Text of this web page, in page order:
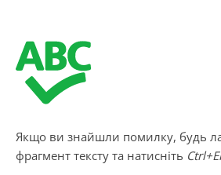
Якщо ви знайшли помилку, будь
фрагмент тексту та натисніть